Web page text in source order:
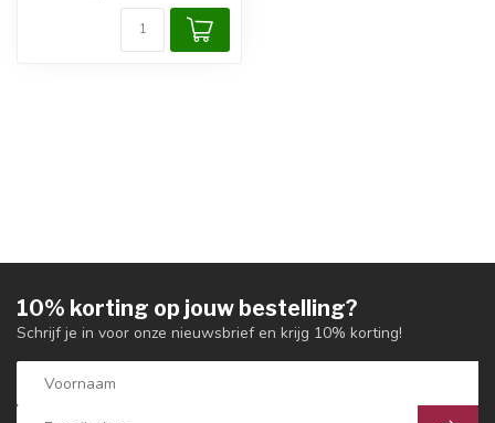
10% korting op jouw bestelling?
Schrijf je in voor onze nieuwsbrief en krijg 10% korting!